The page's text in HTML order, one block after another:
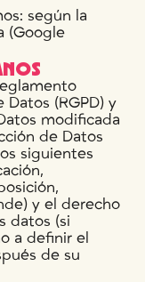
según la
(Google
(RGPD) y
modificada
de Datos
siguientes
y el derecho
datos (si
a definir el
de su